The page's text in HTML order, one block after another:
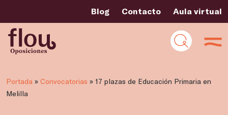
Blog Contacto Aula virtual
Portada » Convocatorias » 17 plazas de Educación Primaria en
Melilla